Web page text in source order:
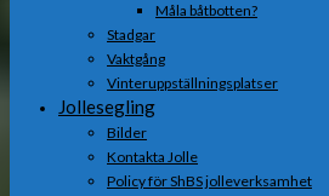
Måla båtbotten?
Stadgar
Vaktgång
Vinteruppställningsplatser
Jollesegling
Bilder
Kontakta Jolle
Policy för ShBS jolleverksamhet